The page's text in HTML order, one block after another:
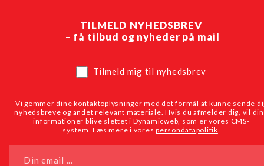
TILMELD NYHEDSBREV
– få tilbud og nyheder på mail
Tilmeld mig til nyhedsbrev
Vi gemmer dine kontaktoplysninger med det formål at kunne sende
nyhedsbreve og andet relevant materiale. Hvis du afmelder dig, vil
informationer blive slettet i Dynamicweb, som er vores CMS-
system. Læs mere i vorespersondatapolitik.
Din email ...